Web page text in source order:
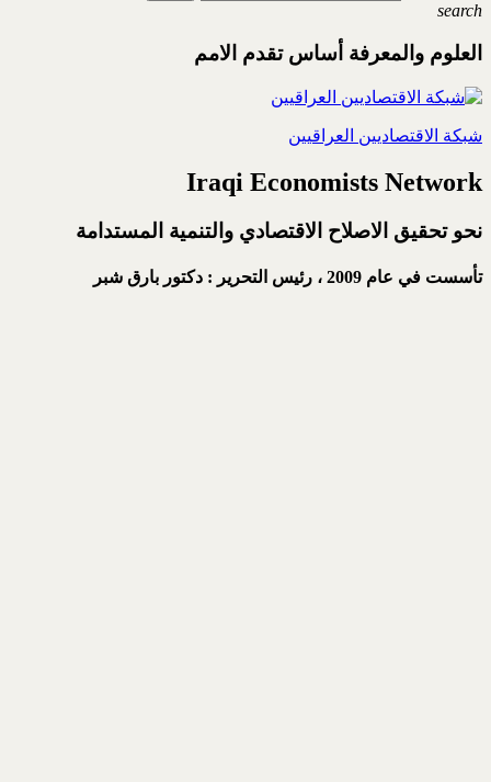
search
العلوم والمعرفة أساس تقدم الامم
شبكة الاقتصاديين العراقيين
Iraqi Economists Network
نحو تحقيق الاصلاح الاقتصادي والتنمية المستدامة
تأسست في عام 2009 ، رئيس التحرير : دكتور بارق شبر